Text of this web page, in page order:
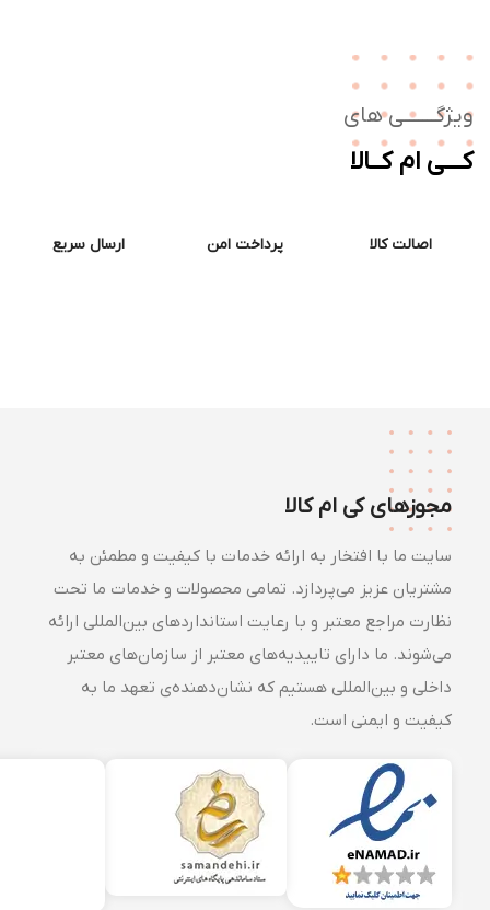
های
ام کــالا
اصالت کالا پرداخت امن ارسال سریع
مجوزهای کی ام کالا
سایت ما با افتخار به ارائه خدمات با کیفیت و مطمئن به
مشتریان عزیز می‌پردازد. تمامی محصولات و خدمات ما تحت
نظارت مراجع معتبر و با رعایت استانداردهای بین‌المللی ارائه
می‌شوند. ما دارای تاییدیه‌های معتبر از سازمان‌های معتبر
داخلی و بین‌المللی هستیم که نشان‌دهنده‌ی تعهد ما به
کیفیت و ایمنی است.